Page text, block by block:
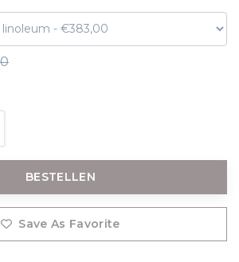
BESTELLEN
Save As Favorite